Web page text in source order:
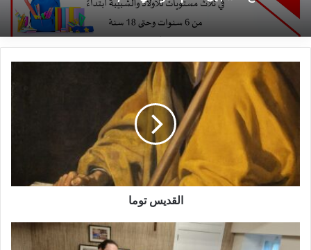
القديس
توما
القديس توما
تقييم